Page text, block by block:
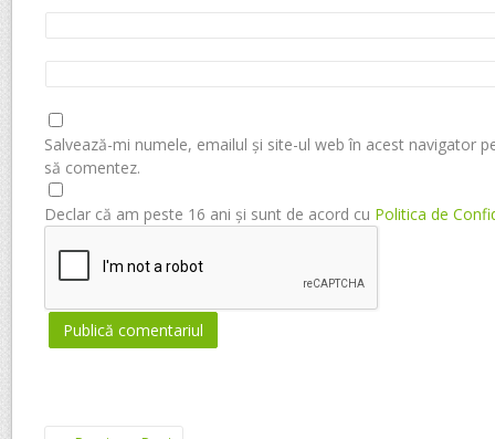
Salvează-mi numele, emailul și site-ul web în acest navigator
să comentez.
Declar că am peste 16 ani și sunt de acord cu Politica de